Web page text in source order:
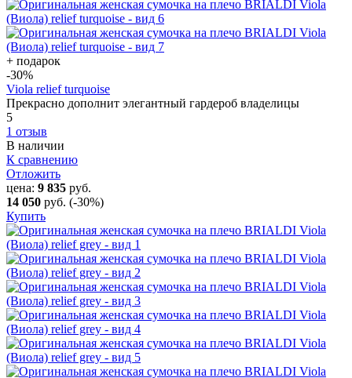
+ подарок
-30%
Viola relief turquoise
Прекрасно дополнит элегантный гардероб владелицы
5
1 отзыв
В наличии
К сравнению
Отложить
цена: 9 835 руб.
14 050 руб. (-30%)
Купить